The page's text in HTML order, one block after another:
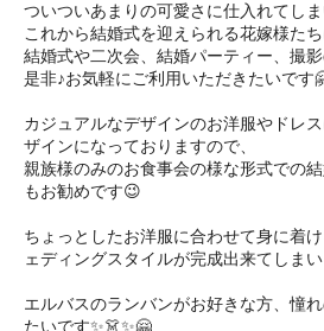
ついついあまりの可愛さに仕入れてし
これから結婚式を迎えられる花嫁様たち
結婚式や二次会、結婚パーティー、撮影
是非♪お気軽にご利用いただきたいです
カジュアルなデザインのお洋服やドレ
ザインになっておりますので、
親族様のみのお食事会の様な形式での
もお勧めです😉
ちょっとしたお洋服に合わせて身に着
ェディングスタイルが完成出来てしま
エルバスのランバンがお好きな方、憧
たいです✨👗✨🤗 ㅤㅤ